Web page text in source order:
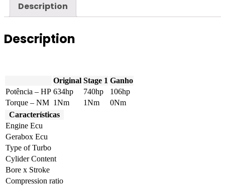
Description
Description
Original Stage 1 Ganho
Potência – HP 634hp 740hp
106hp
Torque – NM 1Nm 1Nm
0Nm
Características
Engine Ecu
Gerabox Ecu
Type of Turbo
Cylider Content
Bore x Stroke
Compression ratio